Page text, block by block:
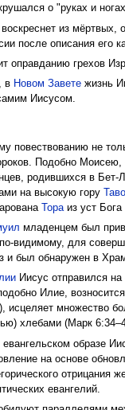
о "руках и
из
после описания его
оправданию грехов
в Новом Завете жизнь
Иисусом.
повествованию не
Подобно
родившихся в
на высокую гору
Тора из уст
младенцем был
видимому, для
и был обнаружен в
Иисус отправился
Илие,
исцеляет множество
хлебами (Марк
образе
на основе
отрицания
евангелий.